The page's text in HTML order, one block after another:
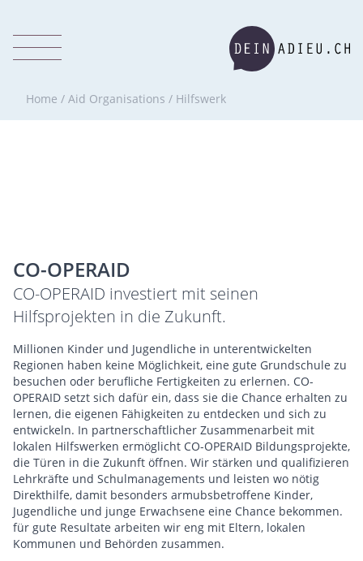
Home / Aid Organisations / Hilfswerk
CO-OPERAID
CO-OPERAID investiert mit seinen
Hilfsprojekten in die Zukunft.
Millionen Kinder und Jugendliche in unterentwickelten
Regionen haben keine Möglichkeit, eine gute Grundschule zu
besuchen oder berufliche Fertigkeiten zu erlernen. CO-
OPERAID setzt sich dafür ein, dass sie die Chance erhalten zu
lernen, die eigenen Fähigkeiten zu entdecken und sich zu
entwickeln. In partnerschaftlicher Zusammenarbeit mit
lokalen Hilfswerken ermöglicht CO-OPERAID Bildungsprojekte,
die Türen in die Zukunft öffnen. Wir stärken und qualifizieren
Lehrkräfte und Schulmanagements und leisten wo nötig
Direkthilfe, damit besonders armubsbetroffene Kinder,
Jugendliche und junge Erwachsene eine Chance bekommen.
für gute Resultate arbeiten wir eng mit Eltern, lokalen
Kommunen und Behörden zusammen.